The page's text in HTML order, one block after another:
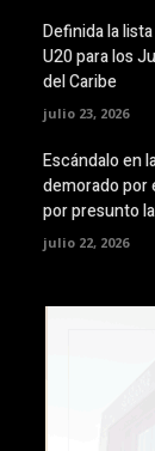
Definida la
U20 para los
del Caribe
julio 23, 2026
Escándalo en
demorado por
por presunto
julio 22, 2026